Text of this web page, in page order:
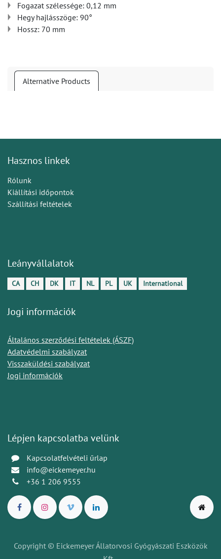
Fogazat szélessége: 0,12 mm
Hegy hajlásszöge: 90°
Hossz: 70 mm
Alternative Products
Hasznos linkek
Rólunk
Kiállítási időpontok
Szállítási feltételek
Leányvállalatok
CA CH DK IT NL PL UK International
Jogi információk
Általános szerződési feltételek (ÁSZF)
Adatvédelmi szabályzat
Visszaküldési szabályzat
Jogi információk
Lépjen kapcsolatba velünk
Kapcsolatfelvételi űrlap
info@eickemeyer.hu
+36 1 206 9555
Copyright © Eickemeyer Állatorvosi Gyógyászati Eszközök